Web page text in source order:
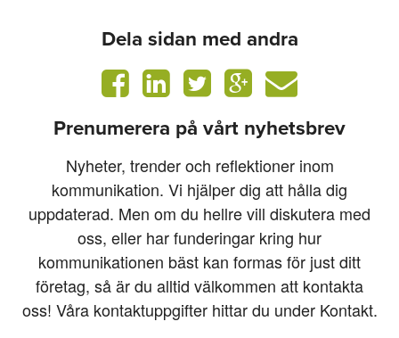
Dela sidan med andra
Prenumerera på vårt nyhetsbrev
Nyheter, trender och reflektioner inom
kommunikation. Vi hjälper dig att hålla dig
uppdaterad. Men om du hellre vill diskutera med
oss, eller har funderingar kring hur
kommunikationen bäst kan formas för just ditt
företag, så är du alltid välkommen att kontakta
oss! Våra kontaktuppgifter hittar du under Kontakt.